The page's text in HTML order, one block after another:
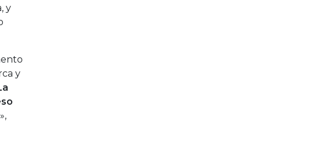
y
y